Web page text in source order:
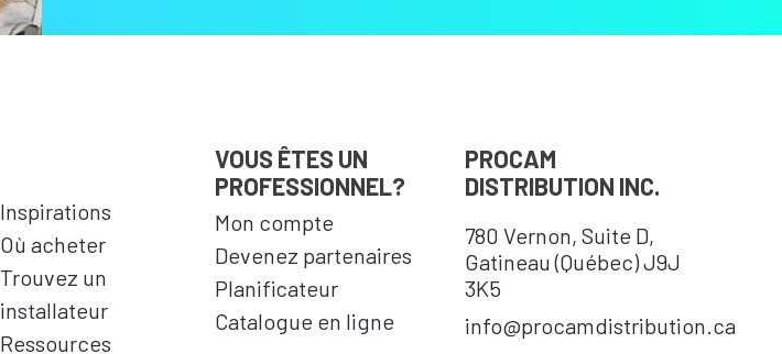
Inspirations
Où acheter
Trouvez un
installateur
Ressources
VOUS ÊTES UN
PROFESSIONNEL?
Mon compte
Devenez partenaires
Planificateur
Catalogue en ligne
PROCAM
DISTRIBUTION INC.
780 Vernon, Suite D,
Gatineau (Québec) J9J
3K5
info@procamdistribution.ca